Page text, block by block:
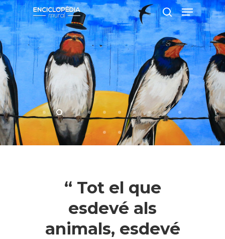
Pressiona intró per a cercar o ESC per
a tancar
“ Tot el que
esdevé als
animals, esdevé